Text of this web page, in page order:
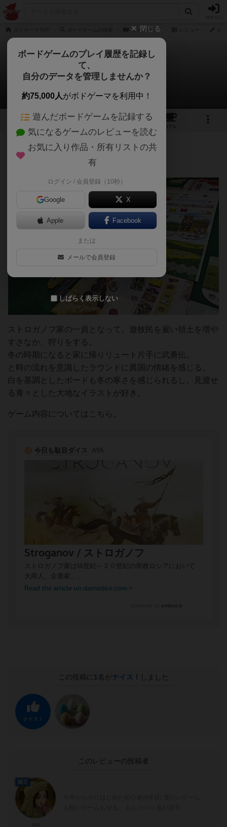
ストロガノフ
ストロガノフ
ayaさんのレビュー
2 6
カフェ
332名 1名 0 3年以上前
ストロガノフ家の一員となって、遊牧民を雇い領土を増や
すさなか、狩りをする。
冬の時期になると家に帰りリュート片手に武勇伝。
と時の流れを意識したラウンドに異国の情緒を感じる。
白を基調としたボードも冬の寒さを感じられるし、見渡せ
る青々とした大地なイラストが好き。
ゲーム内容についてはこちら。
この投稿に 1 名がナイス！ しました
ナイス！
このレビューの投稿者
国王
閉じる
ボードゲームのプレイ履歴を記録し
て、
自分のデータを管理しませんか？
約75,000人がボドゲーマを利用中！
遊んだボードゲームを記録する
気になるゲームのレビューを読む
お気に入り作品・所有リストの共
有
ログイン / 会員登録（10秒）
Google X
Apple Facebook
または
メールで会員登録
しばらく表示しない